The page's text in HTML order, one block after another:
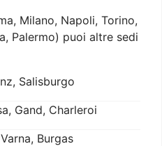
Milano, Napoli, Torino,
Palermo) puoi altre sedi
Salisburgo
Gand, Charleroi
Burgas